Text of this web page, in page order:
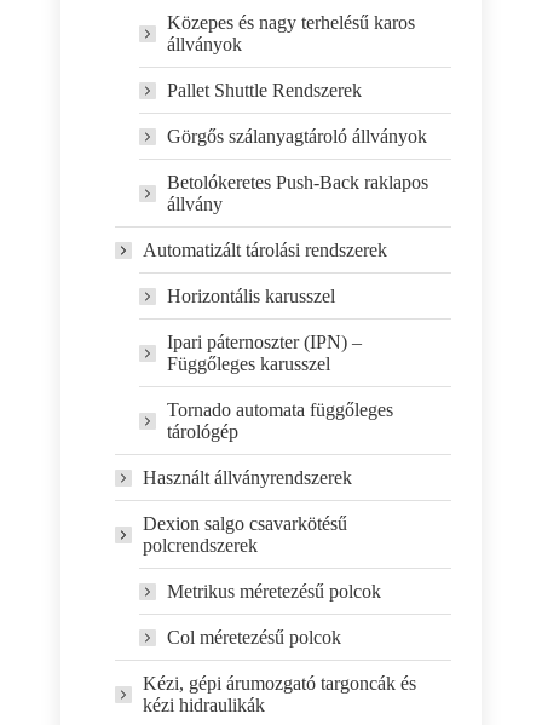
Közepes és nagy terhelésű karos
állványok
Pallet Shuttle Rendszerek
Görgős szálanyagtároló állványok
Betolókeretes Push-Back raklapos
állvány
Automatizált tárolási rendszerek
Horizontális karusszel
Ipari páternoszter (IPN) –
Függőleges karusszel
Tornado automata függőleges
tárológép
Használt állványrendszerek
Dexion salgo csavarkötésű
polcrendszerek
Metrikus méretezésű polcok
Col méretezésű polcok
Kézi, gépi árumozgató targoncák és
kézi hidraulikák